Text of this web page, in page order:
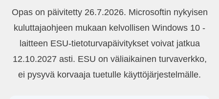
Opas on päivitetty 26.7.2026. Microsoftin nykyisen
kuluttajaohjeen mukaan kelvollisen Windows 10 -
laitteen ESU-tietoturvapäivitykset voivat jatkua
12.10.2027 asti. ESU on väliaikainen turvaverkko,
ei pysyvä korvaaja tuetulle käyttöjärjestelmälle.